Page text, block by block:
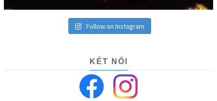
Follow on Instagram
KẾT NỐI